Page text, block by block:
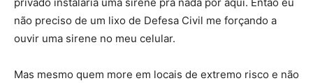
não preciso de um lixo de Defesa Civil me forçando a
ouvir uma sirene no meu celular.
Mas mesmo quem more em locais de extremo risco e não